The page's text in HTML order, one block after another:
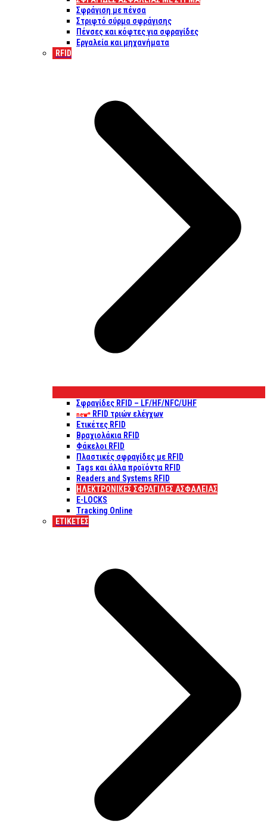
Σφράγιση με πένσα
Στριφτό σύρμα σφράγισης
Πένσες και κόφτες για σφραγίδες
Εργαλεία και μηχανήματα
RFID
Σφραγίδες RFID – LF/HF/NFC/UHF
new* RFID τριών ελέγχων
Ετικέτες RFID
Βραχιολάκια RFID
Φάκελοι RFID
Πλαστικές σφραγίδες με RFID
Tags και άλλα προϊόντα RFID
Readers and Systems RFID
ΗΛΕΚΤΡΟΝΙΚΕΣ ΣΦΡΑΓΙΔΕΣ ΑΣΦΑΛΕΙΑΣ
E-LOCKS
Tracking Online
ΕΤΙΚΈΤΕΣ